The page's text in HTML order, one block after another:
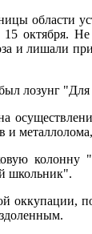
области
октября.
и лишали
лозунг
школьник".